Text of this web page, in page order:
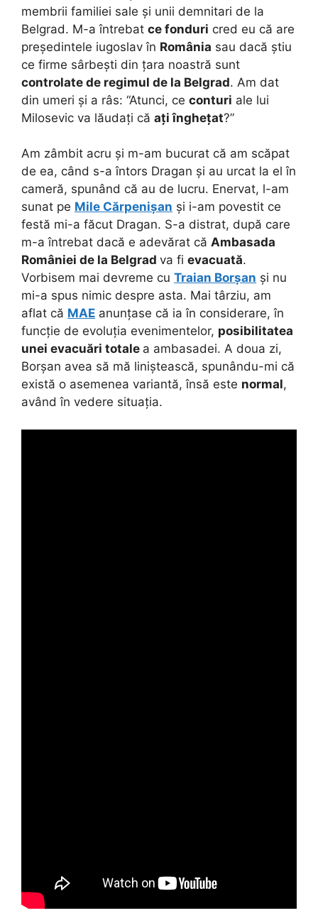
membrii familiei sale și unii demnitari de la
Belgrad. M-a întrebat ce fonduri cred eu că are
președintele iugoslav în România sau dacă știu
ce firme sârbești din țara noastră sunt
controlate de regimul de la Belgrad. Am dat
din umeri și a râs: “Atunci, ce conturi ale lui
Milosevic va lăudați că ați înghețat?”
Am zâmbit acru și m-am bucurat că am scăpat
de ea, când s-a întors Dragan și au urcat la el în
cameră, spunând că au de lucru. Enervat, l-am
sunat pe Mile Cărpenișan și i-am povestit ce
festă mi-a făcut Dragan. S-a distrat, după care
m-a întrebat dacă e adevărat că Ambasada
României de la Belgrad va fi evacuată.
Vorbisem mai devreme cu Traian Borșan și nu
mi-a spus nimic despre asta. Mai târziu, am
aflat că MAE anunțase că ia în considerare, în
funcție de evoluția evenimentelor, posibilitatea
unei evacuări totale a ambasadei. A doua zi,
Borșan avea să mă liniștească, spunându-mi că
există o asemenea variantă, însă este normal,
având în vedere situația.